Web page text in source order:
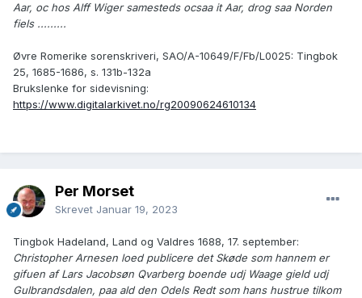
Aar, oc hos Alff Wiger samesteds ocsaa it Aar, drog saa Norden
fiels .........
Øvre Romerike sorenskriveri, SAO/A-10649/F/Fb/L0025: Tingbok
25, 1685-1686, s. 131b-132a
Brukslenke for sidevisning:
https://www.digitalarkivet.no/rg20090624610134
Per Morset
Skrevet Januar 19, 2023
Tingbok Hadeland, Land og Valdres 1688, 17. september:
Christopher Arnesen loed publicere det Skøde som hannem er
gifuen af Lars Jacobsøn Qvarberg boende udj Waage gield udj
Gulbrandsdalen, paa ald den Odels Redt som hans hustrue tilkom